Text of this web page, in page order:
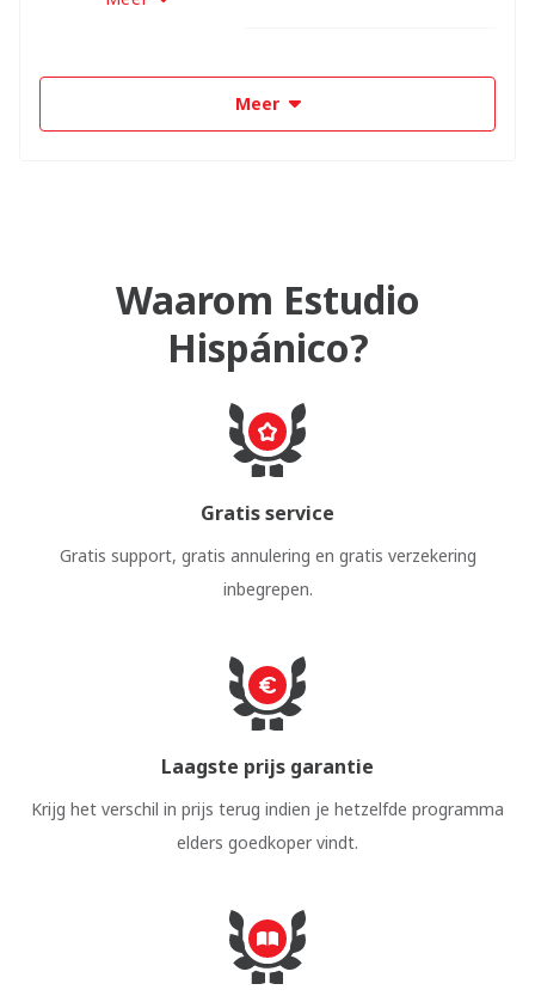
Meer
Waarom Estudio
Hispánico?
Gratis service
Gratis support, gratis annulering en gratis verzekering
inbegrepen.
Laagste prijs garantie
Krijg het verschil in prijs terug indien je hetzelfde programma
elders goedkoper vindt.